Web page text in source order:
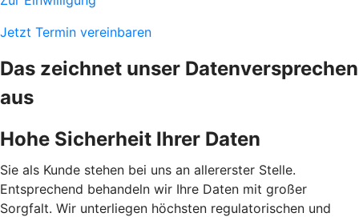
Jetzt Termin vereinbaren
Das zeichnet unser Datenversprechen
aus
Hohe Sicherheit Ihrer Daten
Sie als Kunde stehen bei uns an allererster Stelle.
Entsprechend behandeln wir Ihre Daten mit großer
Sorgfalt. Wir unterliegen höchsten regulatorischen und